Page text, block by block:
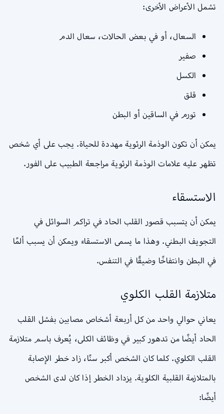
تشمل الأعراض الأخرى:
السعال، أو في بعض الحالات، سعال الدم
صفير
الكسل
قلق
تورم في الساقين أو البطن
يمكن أن تكون الوذمة الرئوية مهددة للحياة. يجب على أي شخص
تظهر عليه علامات الوذمة الرئوية مراجعة الطبيب على الفور.
الاستسقاء
يمكن أن يتسبب قصور القلب الحاد في تراكم السوائل في
التجويف البطني. وهذا ما يسمى الاستسقاء ويمكن أن يسبب ألمًا
في البطن وانتفاخًا وضيقًا في التنفس.
متلازمة القلب الكلوي
يعاني حوالي واحد من كل أربعة أشخاص مصابين بفشل القلب
الحاد أيضًا من تدهور كبير في وظائف الكلى، يُعرف باسم متلازمة
القلب الكلوي. كلما كان الشخص أكبر سنًا، زاد خطر الإصابة
بالمتلازمة القلبية الكلوية. يزداد الخطر إذا كان لدى الشخص
أيضًا: